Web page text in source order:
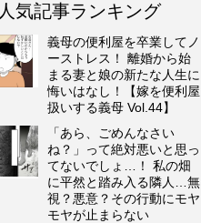
人気記事ランキング
義母の便利屋を卒業してノ
ーストレス！ 離婚から始
まる妻と娘の新たな人生に
悔いはなし！【嫁を便利屋
扱いする義母 Vol.44】
「あら、ごめんなさい
ね？」って絶対悪いと思っ
てないでしょ…！ 私の畑
に平然と踏み入る隣人…無
視？悪意？その行動にモヤ
モヤが止まらない